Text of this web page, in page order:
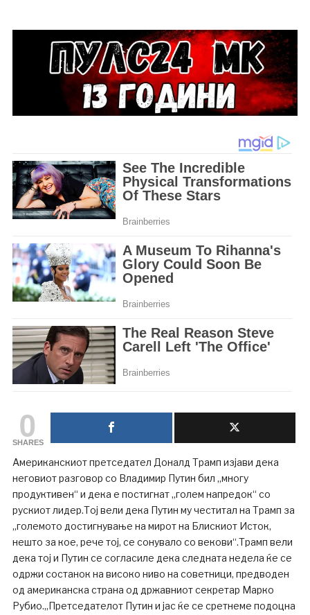
0
SHARES
Американскиот претседател Доналд Трамп изјави дека
неговиот разговор со Владимир Путин бил „многу
продуктивен“ и дека е постигнат „голем напредок“ со
рускиот лидер.Тој вели дека Путин му честитал на Трамп за
„големото достигнување на мирот на Блискиот Исток,
нешто за кое, рече тој, се сонувало со векови“.Трамп вели
дека тој и Путин се согласиле дека следната недела ќе се
одржи состанок на високо ниво на советници, предводен
од американска страна од државниот секретар Марко
Рубио.„Претседателот Путин и јас ќе се сретнеме подоцна